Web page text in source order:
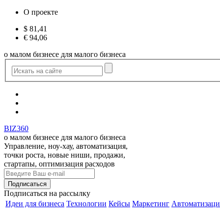
О проекте
$ 81,41
€ 94,06
о малом бизнесе для малого бизнеса
BIZ360
о малом бизнесе для малого бизнеса
Управление, ноу-хау, автоматизация,
точки роста, новые ниши, продажи,
стартапы, оптимизация расходов
Подписаться на рассылку
Идеи для бизнеса Технологии Кейсы Маркетинг